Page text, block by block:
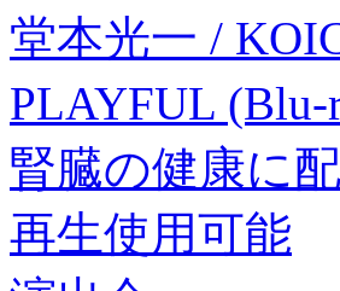
堂本光一 /
PLAYFUL
腎臓の健康に
再生使用可能